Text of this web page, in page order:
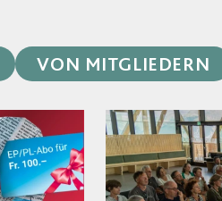
VON MITGLIEDERN